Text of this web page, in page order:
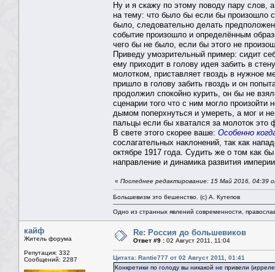
Ну и я скажу по этому поводу пару слов,
на тему: что было бы если бы произошло
было, следовательно делать
событие произошло и определённым
чего бы не было, если бы этого не
Приведу умозрительный пример: сидит
ему приходит в голову идея забить в
молотком, приставляет гвоздь в нужное
пришло в голову забить гвоздь и он
продолжил спокойно курить, он бы не
сценарии того что с ним могло произойти
дымом поперхнуться и умереть, а мог и
пальцы если бы хватался за молоток это
В свете этого скорее ваше: Особенно
сослагательных наклонений, так как
октябре 1917 года. Судить же о том как
направление и динамика развития
« Последнее редактирование: 15 Май 2016, 04:39
Большевизм это бешенство. (с) А. Кутепов
Одно из странных явлений современности,
кайф
Житель форума
Репутация: 332
Сообщений: 2287
Re: Россия до большевиков
Ответ #9 : 02 Август 2011, 11:04
Цитата: Rantie777 от 02 Август 2011, 01:41
Конкретики по голоду вы никакой не привели